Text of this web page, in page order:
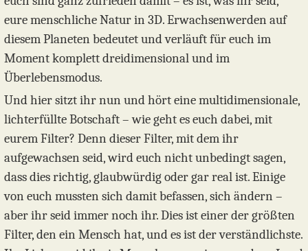
eure menschliche Natur in 3D. Erwachsenwerden auf
diesem Planeten bedeutet und verläuft für euch im
Moment komplett dreidimensional und im
Überlebensmodus.
Und hier sitzt ihr nun und hört eine multidimensionale,
lichterfüllte Botschaft – wie geht es euch dabei, mit
eurem Filter? Denn dieser Filter, mit dem ihr
aufgewachsen seid, wird euch nicht unbedingt sagen,
dass dies richtig, glaubwürdig oder gar real ist. Einige
von euch mussten sich damit befassen, sich ändern –
aber ihr seid immer noch ihr. Dies ist einer der größten
Filter, den ein Mensch hat, und es ist der verständlichste.